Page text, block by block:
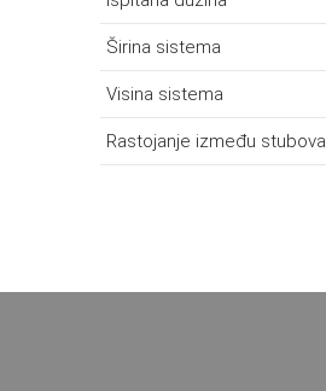
Širina sistema
Visina sistema
Rastojanje između stubova